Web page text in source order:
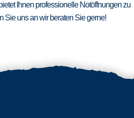
Ihnen professionelle Notöffnungen zu
Sie uns an wir beraten Sie gerne!